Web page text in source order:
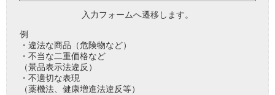
入力フォームへ遷移します。
例
・違法な商品（危険物など）
・不当な二重価格など
（景品表示法違反）
・不適切な表現
（薬機法、健康増進法違反等）